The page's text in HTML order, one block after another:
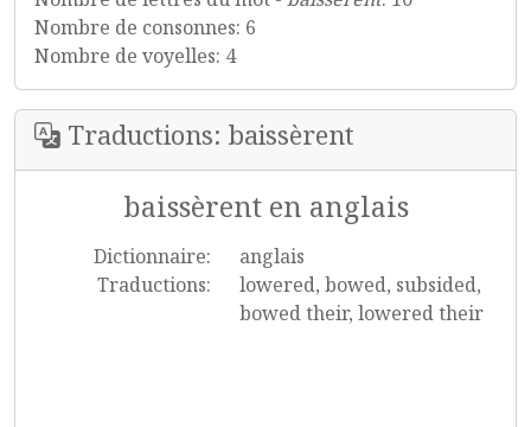
Nombre de consonnes: 6
Nombre de voyelles: 4
Traductions: baissèrent
baissèrent en anglais
Dictionnaire:
anglais
Traductions:
lowered, bowed, subsided,
bowed their, lowered their